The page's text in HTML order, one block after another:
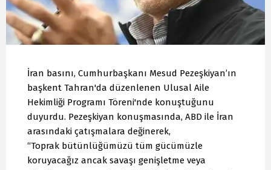
İran basını, Cumhurbaşkanı Mesud Pezeşkiyan’ın
başkent Tahran'da düzenlenen Ulusal Aile
Hekimliği Programı Töreni'nde konuştuğunu
duyurdu. Pezeşkiyan konuşmasında, ABD ile İran
arasındaki çatışmalara değinerek,
“Toprak bütünlüğümüzü tüm gücümüzle
koruyacağız ancak savaşı genişletme veya